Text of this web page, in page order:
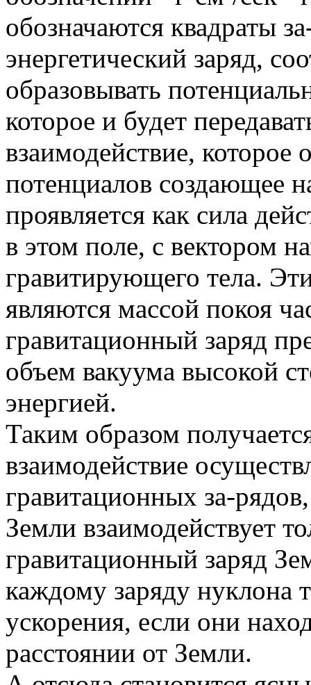
обозначаются квадраты
энергетический заряд,
образовывать
которое и будет
взаимодействие, которое
потенциалов создающее
проявляется как сила
в этом поле, с вектором
гравитирующего тела.
являются массой покоя
гравитационный заряд
объем вакуума высокой
энергией.
Таким образом
взаимодействие
гравитационных за-
Земли взаимодействует
гравитационный заряд
каждому заряду нуклона
ускорения, если они
расстоянии от Земли.